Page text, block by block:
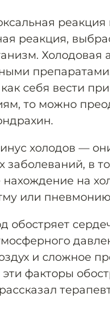
реакция,
себя вести
то можно
холодов —
заболеваний, в
нахождение на
или
обостряет
и сложное
эти факторы